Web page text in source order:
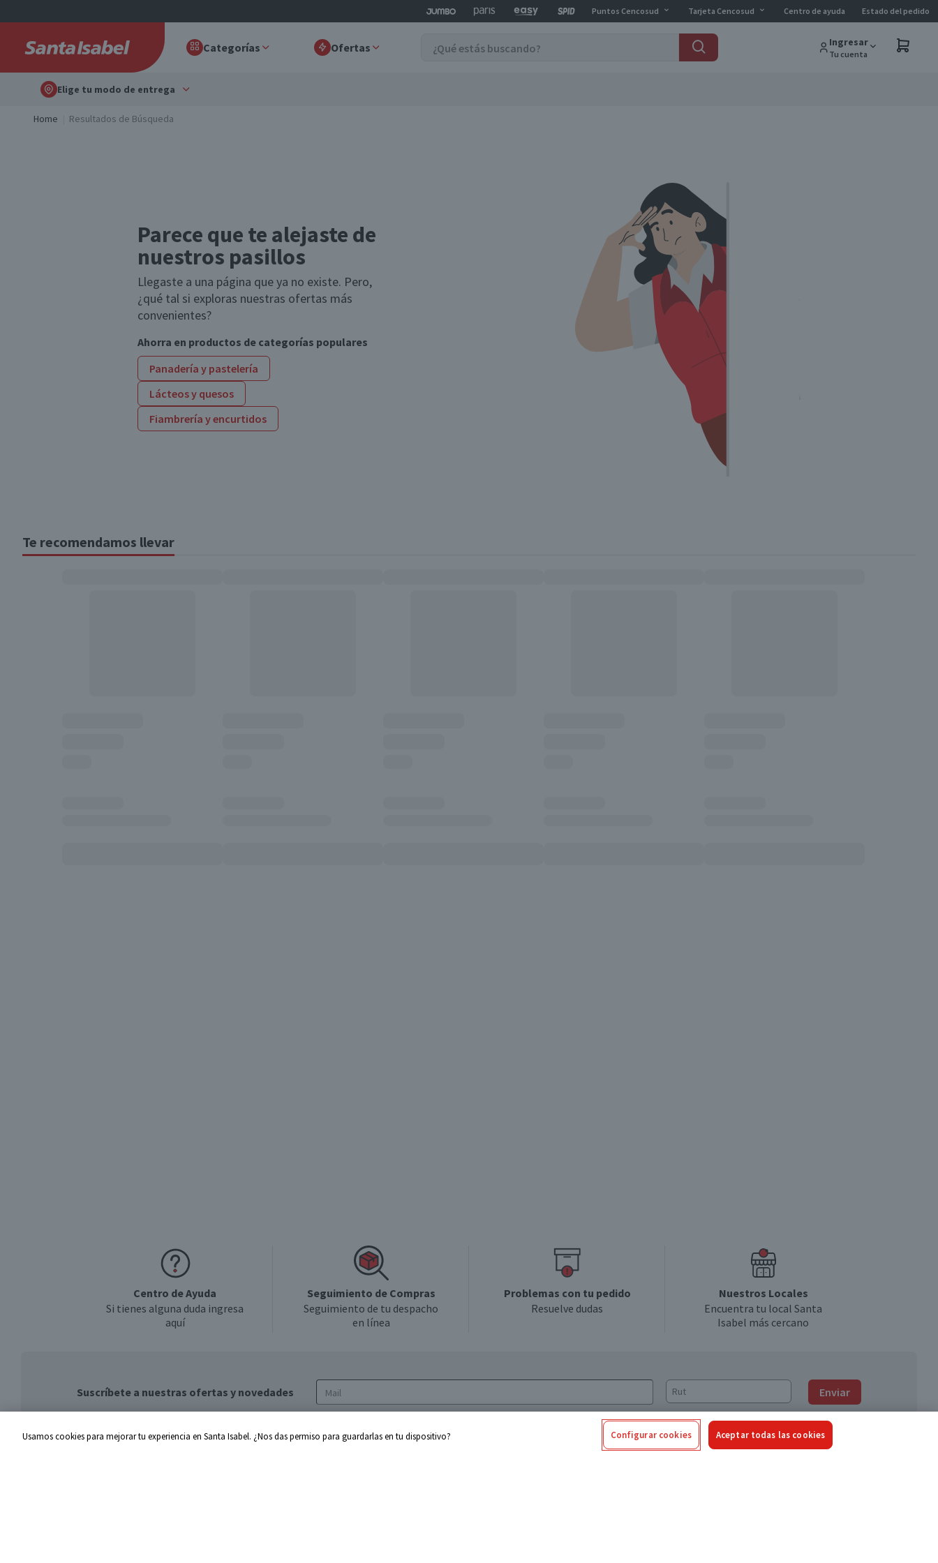
Puntos Cencosud Tarjeta Cencosud Centro de ayuda Estado del pedido
Categorías Ofertas Ingresar
Tu cuenta
Elige tu modo de entrega
Home Resultados de Búsqueda
Parece que te alejaste de
nuestros pasillos
Llegaste a una página que ya no existe. Pero,
¿qué tal si exploras nuestras ofertas más
convenientes?
Ahorra en productos de categorías populares
Panadería y pastelería
Lácteos y quesos
Fiambrería y encurtidos
Te recomendamos llevar
Centro de Ayuda
Si tienes alguna duda ingresa
aquí
Seguimiento de Compras
Seguimiento de tu despacho
en línea
Problemas con tu pedido
Resuelve dudas
Nuestros Locales
Encuentra tu local Santa
Isabel más cercano
Suscríbete a nuestras ofertas y novedades Enviar
de privacidad y de tratamiento de datos
Usamos cookies para mejorar tu experiencia en Santa Isabel. ¿Nos das permiso para guardarlas en tu dispositivo? Configurar cookies Aceptar todas las cookies